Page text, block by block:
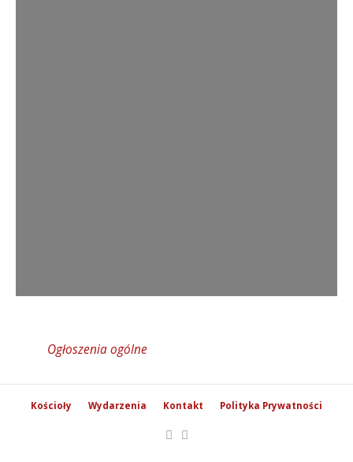
Ogłoszenia ogólne
Kościoły Wydarzenia Kontakt Polityka Prywatności